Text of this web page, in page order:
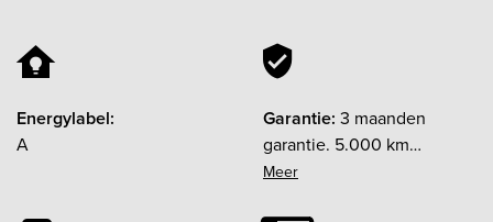
Energylabel:
A
Garantie: 3 maanden
garantie. 5.000 km
garantie. op de motor